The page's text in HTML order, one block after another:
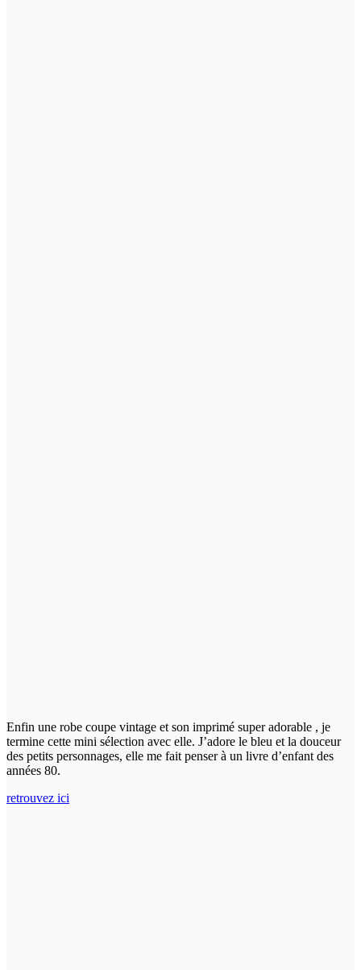
Enfin une robe coupe vintage et son imprimé super adorable , je
termine cette mini sélection avec elle. J’adore le bleu et la douceur
des petits personnages, elle me fait penser à un livre d’enfant des
années 80.
retrouvez ici